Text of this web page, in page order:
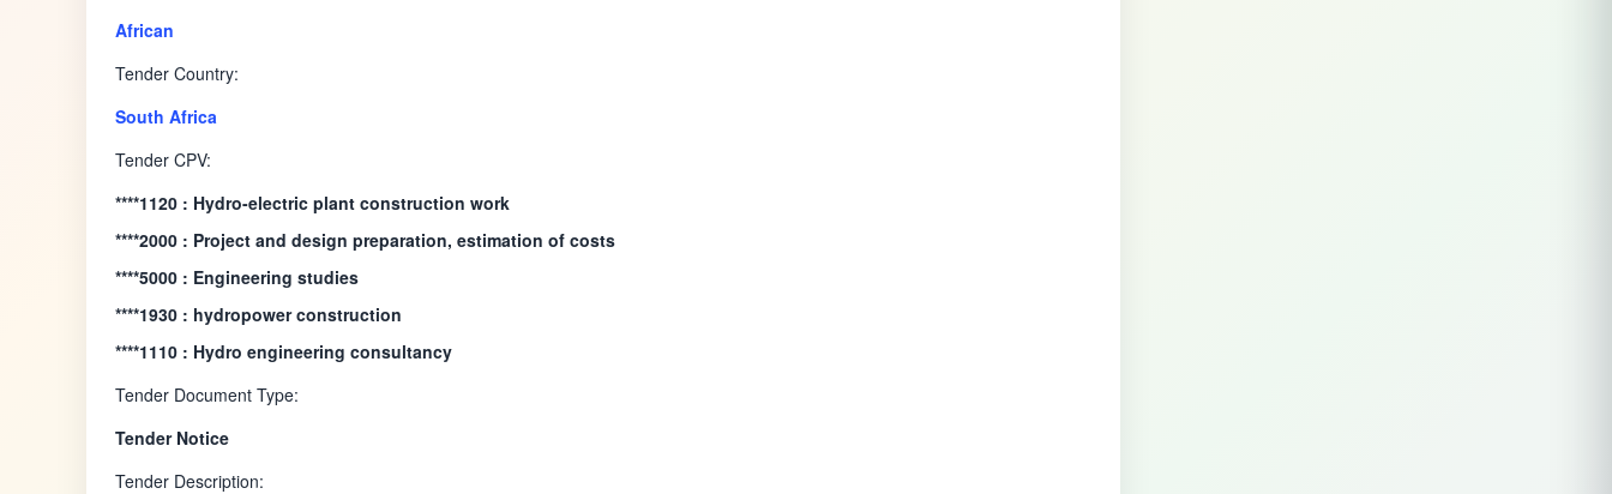
African
Tender Country:
South Africa
Tender CPV:
****1120 : Hydro-electric plant construction work
****2000 : Project and design preparation, estimation of costs
****5000 : Engineering studies
****1930 : hydropower construction
****1110 : Hydro engineering consultancy
Tender Document Type:
Tender Notice
Tender Description: